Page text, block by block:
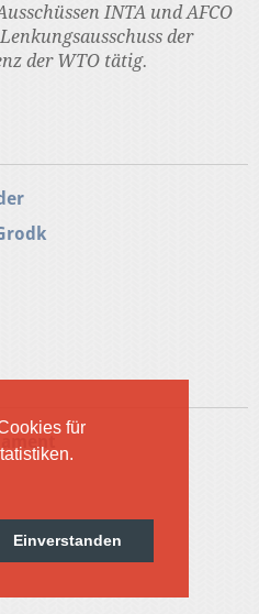
für
Einverstanden
INTA und AFCO
der
der WTO tätig.